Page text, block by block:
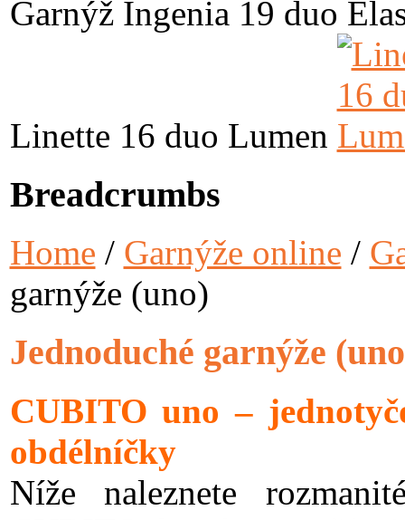
Garnýž Ingenia 19 duo
Linette 16 duo Lumen
Breadcrumbs
Home / Garnýže online /
garnýže (uno)
Jednoduché garnýže
CUBITO uno –
obdélníčky
Níže naleznete